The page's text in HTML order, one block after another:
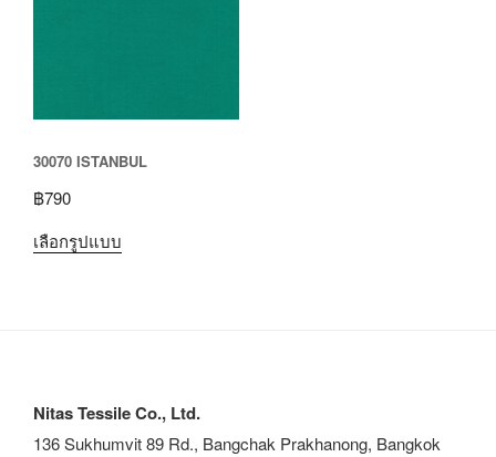
30070 ISTANBUL
฿790
เลือกรูปแบบ
Nitas Tessile Co., Ltd.
136 Sukhumvit 89 Rd., Bangchak Prakhanong, Bangkok